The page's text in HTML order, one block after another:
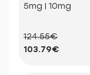
5mg | 10mg
124.55€
103.79€